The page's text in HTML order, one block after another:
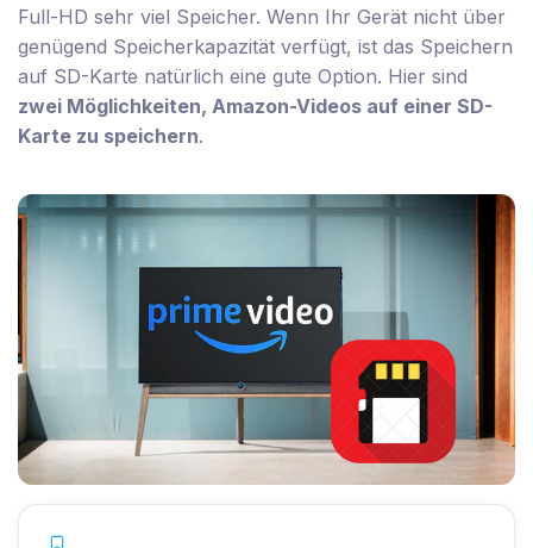
Full-HD sehr viel Speicher. Wenn Ihr Gerät nicht über
genügend Speicherkapazität verfügt, ist das Speichern
auf SD-Karte natürlich eine gute Option. Hier sind
zwei Möglichkeiten, Amazon-Videos auf einer SD-
Karte zu speichern.